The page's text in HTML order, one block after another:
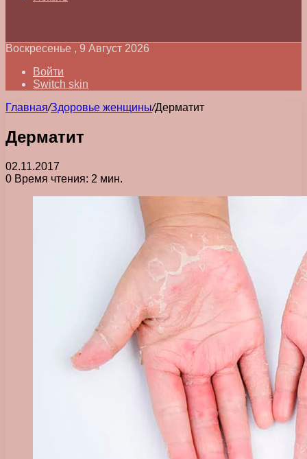
Воскресенье , 9 Август 2026
Войти
Switch skin
Главная/Здоровье женщины/Дерматит
Дерматит
02.11.2017
0 Время чтения: 2 мин.